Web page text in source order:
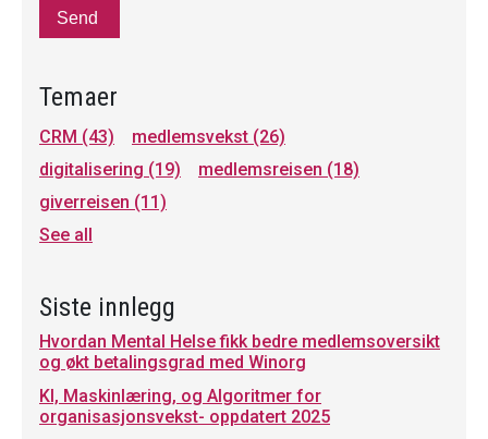
Temaer
CRM (43) medlemsvekst (26)
digitalisering (19) medlemsreisen (18)
giverreisen (11)
See all
Siste innlegg
Hvordan Mental Helse fikk bedre medlemsoversikt
og økt betalingsgrad med Winorg
KI, Maskinlæring, og Algoritmer for
organisasjonsvekst- oppdatert 2025